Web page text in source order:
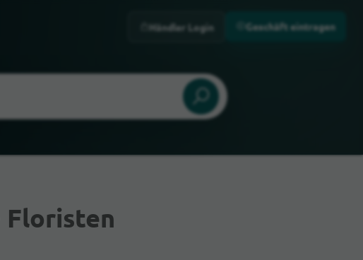
Händler Login Geschäft eintragen
Floristen